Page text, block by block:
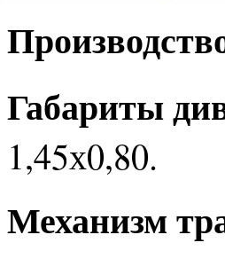
Габариты
1,45х0,80.
Механизм